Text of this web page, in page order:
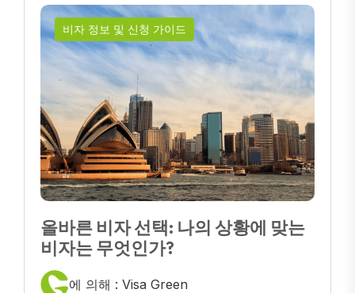
비자 정보 및 신청 가이드
올바른 비자 선택: 나의 상황에 맞는
비자는 무엇인가?
에 의해 : Visa Green